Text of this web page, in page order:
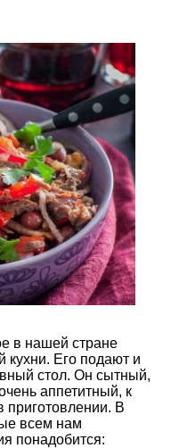
в нашей стране
кухни. Его подают и
стол. Он сытный,
аппетитный, к
приготовлении. В
всем нам
понадобится: